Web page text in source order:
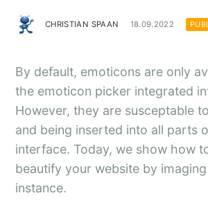
CHRISTIAN SPAAN 18.09.2022
By default, emoticons are only
the emoticon picker integrated
However, they are susceptable
and being inserted into all parts
interface. Today, we show how
beautify your website by
instance.